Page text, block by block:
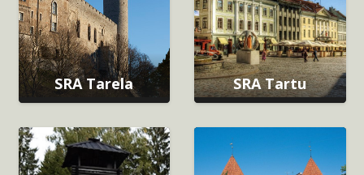
SRA Tarela SRA Tartu